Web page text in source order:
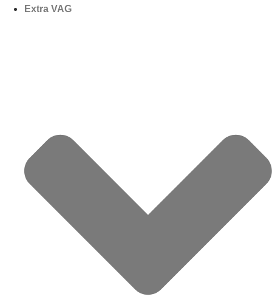
Extra VAG